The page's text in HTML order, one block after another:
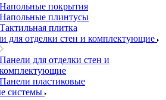
Напольные покрытия
Напольные плинтусы
Тактильная плитка
для отделки стен и комплектующие
Панели для отделки стен и
комплектующие
Панели пластиковые
системы